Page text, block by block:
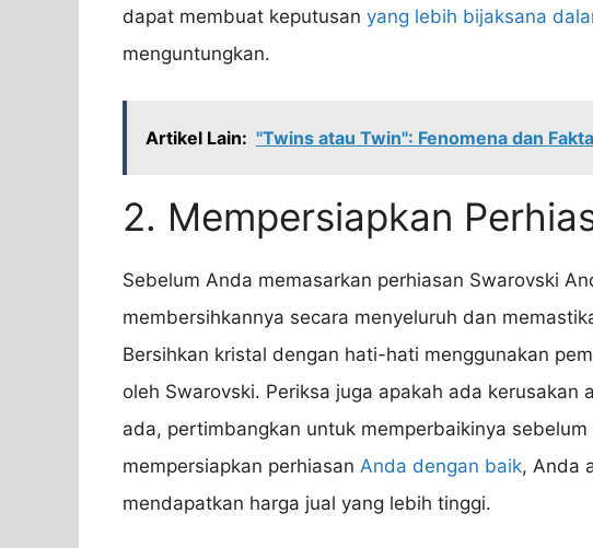
dapat membuat keputusan yang lebih bijaksana
menguntungkan.
Artikel Lain: "Twins atau Twin": Fenomena dan
2. Mempersiapkan
Sebelum Anda memasarkan perhiasan Swarovski
membersihkannya secara menyeluruh dan
Bersihkan kristal dengan hati-hati menggunakan
oleh Swarovski. Periksa juga apakah ada kerusakan
ada, pertimbangkan untuk memperbaikinya
mempersiapkan perhiasan Anda dengan baik, Anda
mendapatkan harga jual yang lebih tinggi.